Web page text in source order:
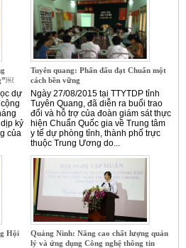
dự
kỷ
của
Tuyên quang: Phấn đấu đạt Chuẩn một
cách bền vững
Ngày 27/08/2015 tại TTYTDP tỉnh
Tuyên Quang, đã diễn ra buổi trao
đổi và hỗ trợ của đoàn giám sát thực
hiện Chuẩn Quốc gia về Trung tâm
y tế dự phòng tỉnh, thành phố trực
thuộc Trung Ương do...
Hội
Quảng Ninh: Nâng cao chất lượng quản
lý và ứng dụng Công nghệ thông tin